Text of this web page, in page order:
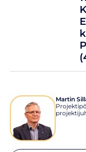
Martin